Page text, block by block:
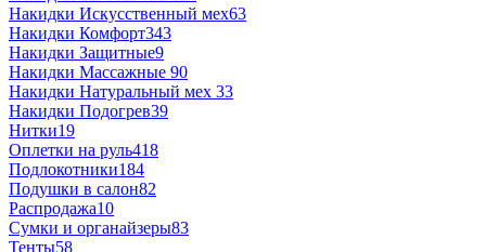
Накидки Искусственный мех63
Накидки Комфорт343
Накидки Защитные9
Накидки Массажные 90
Накидки Натуральный мех 33
Накидки Подогрев39
Нитки19
Оплетки на руль418
Подлокотники184
Подушки в салон82
Распродажа10
Сумки и органайзеры83
Тенты58